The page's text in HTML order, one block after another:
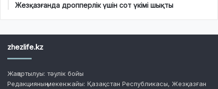
Жезқазғанда дропперлік үшін сот үкімі шықты
zhezlife.kz
Жаңартылуы: тәулік бойы
Редакцияның мекенжайы: Қазақстан Республикасы, Жезқазған